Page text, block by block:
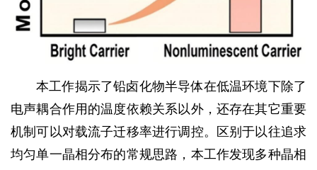
本工作揭示了铅卤化物半导体在低温环境下除了
电声耦合作用的温度依赖关系以外，还存在其它重要
机制可以对载流子迁移率进行调控。区别于以往追求
均匀单一晶相分布的常规思路，本工作发现多种晶相